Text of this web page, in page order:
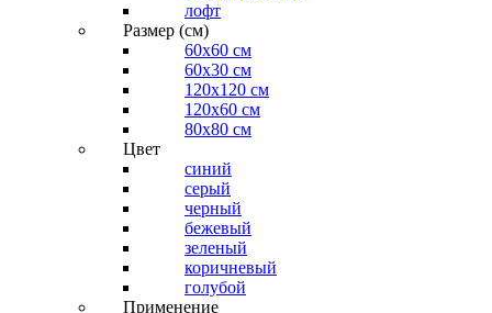
лофт
Размер (см)
60х60 см
60x30 см
120x120 см
120x60 см
80x80 см
Цвет
синий
серый
черный
бежевый
зеленый
коричневый
голубой
Применение